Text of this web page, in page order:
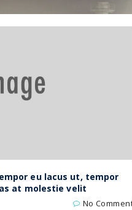
eu lacus ut, tempor
at molestie velit
No